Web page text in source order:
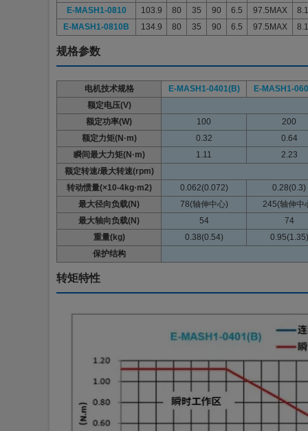
E-MASH1-0810 103.9 80 35 90 6.5 97.5MAX
8.1
E-MASH1-0810B 134.9 80 35 90 6.5 97.5MAX 8.1
规格参数
电机技术规格 E-MASH1-0401(B) E-MASH1-
额定电压(V)
额定功率(W)
100
200
额定力矩(N·m)
0.32
0.64
瞬间最大力矩(N·m)
1.11
2.23
额定转速/最大转速(rpm)
转动惯量(×10-4kg·m2)
0.062(0.072)
0.28(0.3)
最大径向负载(N)
78(轴伸中心)
245(轴伸中
最大轴向负载(N)
54
74
重量(kg)
0.38(0.54)
0.95(1.35)
保护结构
转矩特性